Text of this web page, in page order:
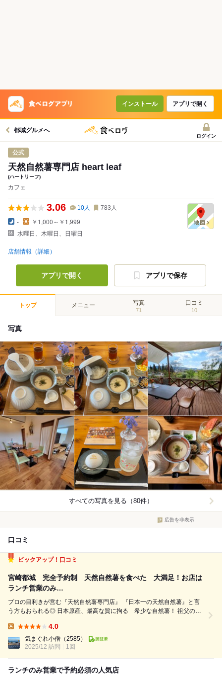
インストール アプリで開く
都城グルメへ
ログイン
公式
天然自然薯専門店 heart leaf
(ハートリーフ)
カフェ
3.06 10人 783 人
-
￥1,000～￥1,999
水曜日、木曜日、日曜日
店舗情報（詳細）
アプリで開く アプリで保存
トップ メニュー 写真
71
口コミ
10
写真
すべての写真を見る（80件）
広告を非表示
口コミ
ピックアップ！口コミ
宮崎都城 完全予約制 天然自然薯を食べた 大満足！お店は
ランチ営業のみ…
プロの目利きが営む『天然自然薯専門店』 『日本一の天然自然薯』と言
う方もおられる◎ 日本原産、最高な質に拘る 希少な自然薯！ 祖父の代
100本前後 鹿児島県の銘菓『かるかん』の原料として出荷 しています
が…その中から...
4.0
気まぐれ小僧 （2585）
2025/12 訪問
1回
ランチのみ営業で予約必須の人気店